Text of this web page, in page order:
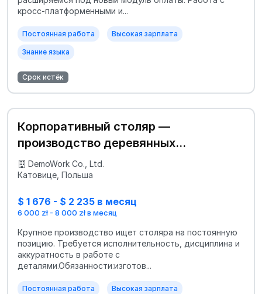
кросс-платформенными и...
Постоянная работа Высокая зарплата
Знание языка
Срок истёк
Корпоративный столяр —
производство деревянных
компонентов
DemoWork Co., Ltd.
Катовице, Польша
$ 1 676 - $ 2 235 в месяц
6 000 zł - 8 000 zł в месяц
Крупное производство ищет столяра на постоянную
позицию. Требуется исполнительность, дисциплина и
аккуратность в работе с
деталями.Обязанности:изготов...
Постоянная работа Высокая зарплата